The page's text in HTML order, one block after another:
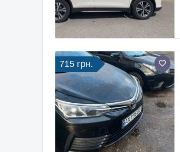
715 грн.